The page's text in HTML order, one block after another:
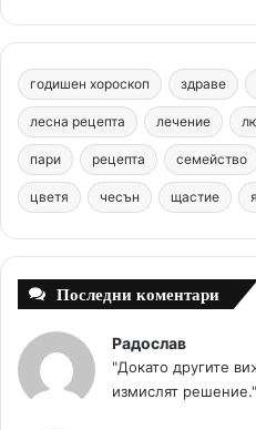
e
b
o
o
k
t
e
r
e
s
t
годишен хороскоп здраве
лесна рецепта лечение
пари рецепта семейство
цветя чесън щастие
Последни коментари
Радослав
"Докато другите
измислят